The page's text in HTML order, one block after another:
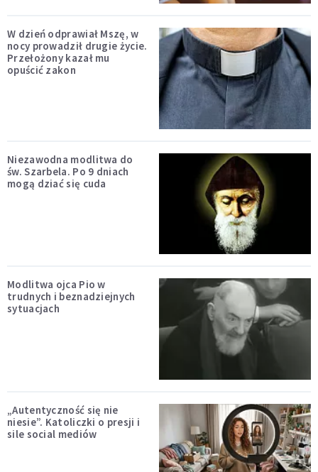
W dzień odprawiał Mszę, w
nocy prowadził drugie życie.
Przełożony kazał mu
opuścić zakon
Niezawodna modlitwa do
św. Szarbela. Po 9 dniach
mogą dziać się cuda
Modlitwa ojca Pio w
trudnych i beznadziejnych
sytuacjach
„Autentyczność się nie
niesie”. Katoliczki o presji i
sile social mediów